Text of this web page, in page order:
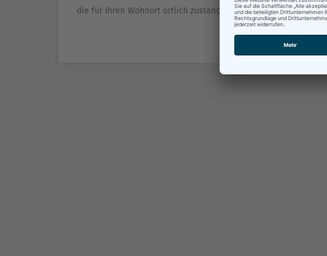
die für Ihren Wohnort örtlich zuständige Ausländerbehörde